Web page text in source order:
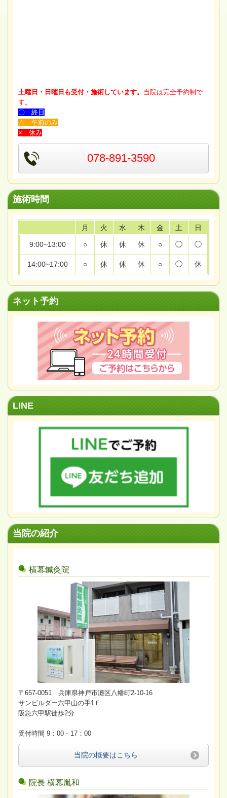
土曜日・日曜日も受付・施術しています。 当院は完全予約制で
す。
〇 終日
△ 午前のみ
× 休み
078-891-3590
施術時間
月 火 水 木 金 土 日
9:00~13:00 ○ 休 休 休 ○ ◯ ◯
14:00~17:00 ○ 休 休 休 ○ ◯ 休
ネット予約
LINE
当院の紹介
横幕鍼灸院
〒657-0051 兵庫県神戸市灘区八幡町2-10-16
サンビルダー六甲山の手1Ｆ
阪急六甲駅徒歩2分
受付時間 9：00－17：00
当院の概要はこちら
院長 横幕胤和